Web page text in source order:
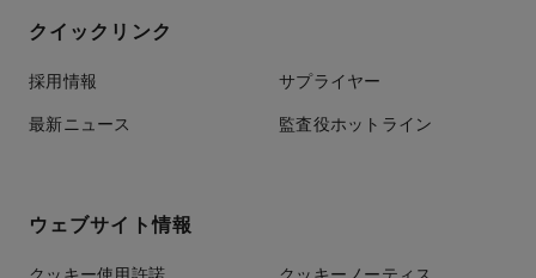
クイックリンク
採用情報 サプライヤー
最新ニュース 監査役ホットライン
ウェブサイト情報